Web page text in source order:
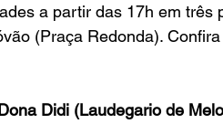
a partir das 17h em três
(Praça Redonda).
Didi (Laudegario de